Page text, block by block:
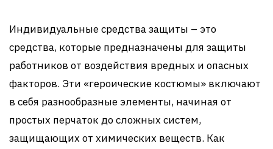
Индивидуальные средства защиты – это
средства, которые предназначены для защиты
работников от воздействия вредных и опасных
факторов. Эти «героические костюмы» включают
в себя разнообразные элементы, начиная от
простых перчаток до сложных систем,
защищающих от химических веществ. Как